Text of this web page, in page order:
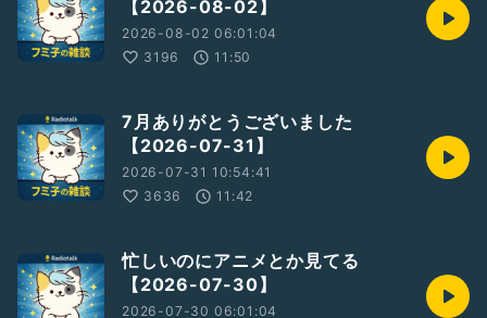
【2026-08-02】
2026-08-02 06:01:04
3196
11:50
7月ありがとうございました
【2026-07-31】
2026-07-31 10:54:41
3636
11:42
忙しいのにアニメとか見てる
【2026-07-30】
2026-07-30 06:01:04